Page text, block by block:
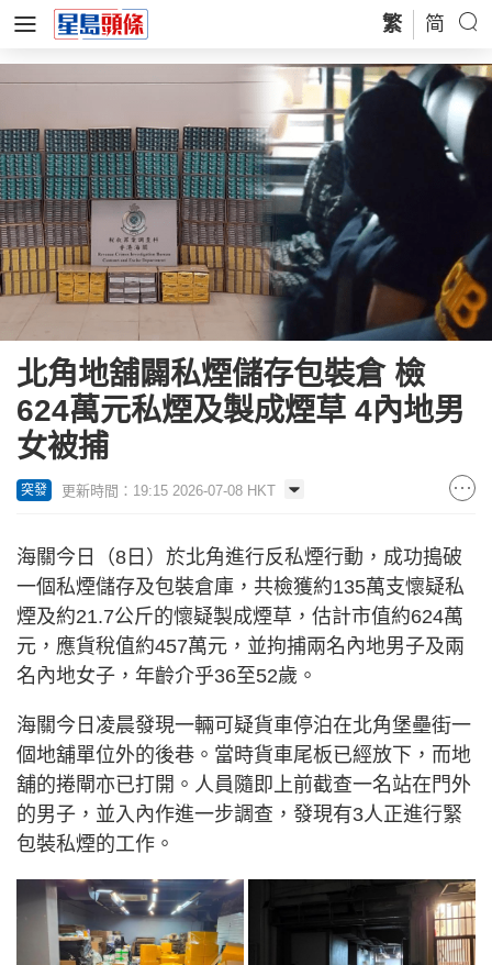
繁 简
北角地舖闢私煙儲存包裝倉 檢
624萬元私煙及製成煙草 4內地男
女被捕
突發 更新時間：19:15 2026-07-08 HKT
海關今日（8日）於北角進行反私煙行動，成功搗破
一個私煙儲存及包裝倉庫，共檢獲約135萬支懷疑私
煙及約21.7公斤的懷疑製成煙草，估計市值約624萬
元，應貨稅值約457萬元，並拘捕兩名內地男子及兩
名內地女子，年齡介乎36至52歲。
海關今日凌晨發現一輛可疑貨車停泊在北角堡壘街一
個地舖單位外的後巷。當時貨車尾板已經放下，而地
舖的捲閘亦已打開。人員隨即上前截查一名站在門外
的男子，並入內作進一步調查，發現有3人正進行緊
包裝私煙的工作。